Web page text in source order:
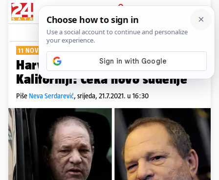
PRIJAVA
Show Komentari
11 NOVIH SLUČAJEVA
Harveya Weinsteina izručili su
Kaliforniji: Čeka novo suđenje
Piše Neva Serdarević, srijeda, 21.7.2021. u 16:30